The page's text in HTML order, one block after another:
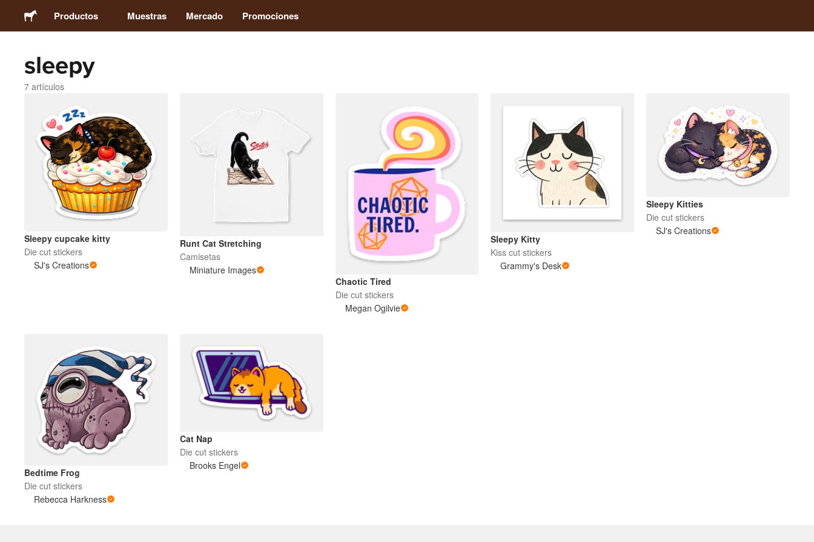
Productos
Pegatinas
Imanes
Chapas
Packaging
Ropa
Acrílicos
Muestras Mercado Promociones
sleepy
7 artículos
Sleepy cupcake kitty
Die cut stickers
SJ's Creations
Runt Cat Stretching
Camisetas
Miniature Images
Chaotic Tired
Die cut stickers
Megan Ogilvie
Sleepy Kitty
Kiss cut stickers
Grammy's Desk
Sleepy Kitties
Die cut stickers
SJ's Creations
Bedtime Frog
Die cut stickers
Rebecca Harkness
Cat Nap
Die cut stickers
Brooks Engel